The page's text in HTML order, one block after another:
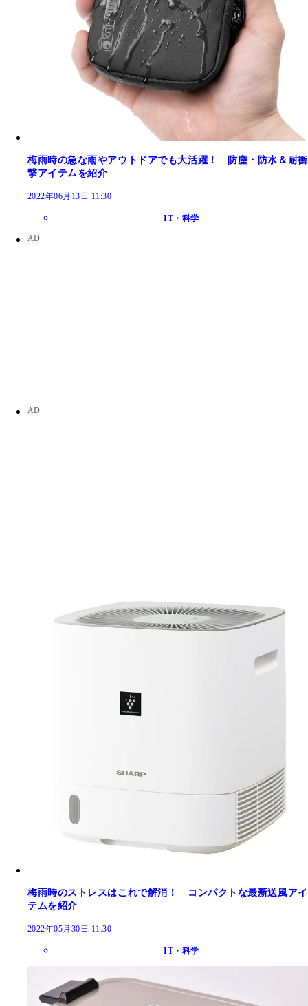
梅雨時の急な雨やアウトドアでも大活躍！ 防塵・防水＆耐衝
撃アイテムを紹介
2022年06月13日 11:30
IT・科学
梅雨時のストレスはこれで解消！ コンパクトな最新送風アイ
テムを紹介
2022年05月30日 11:30
IT・科学